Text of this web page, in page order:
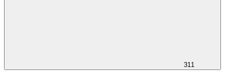
311